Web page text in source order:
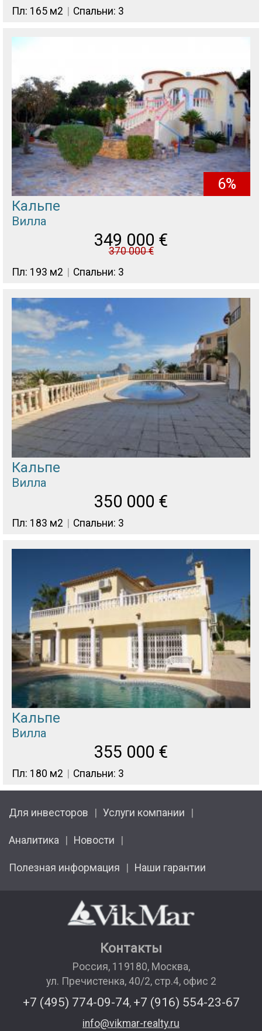
Пл: 165 м2 Спальни: 3
6%
Кальпе
Вилла
349 000 €
370 000€
Пл: 193 м2
Спальни: 3
Кальпе
Вилла
350 000 €
Пл: 183 м2 Спальни: 3
Кальпе
Вилла
355 000 €
Пл: 180 м2 Спальни: 3
Для инвесторов Услуги компании
Аналитика Новости
Полезная информация Наши гарантии
Контакты
Россия, 119180, Москва,
ул. Пречистенка, 40/2, стр.4, офис 2
+7 (495) 774-09-74, +7 (916) 554-23-67
info@vikmar-realty.ru